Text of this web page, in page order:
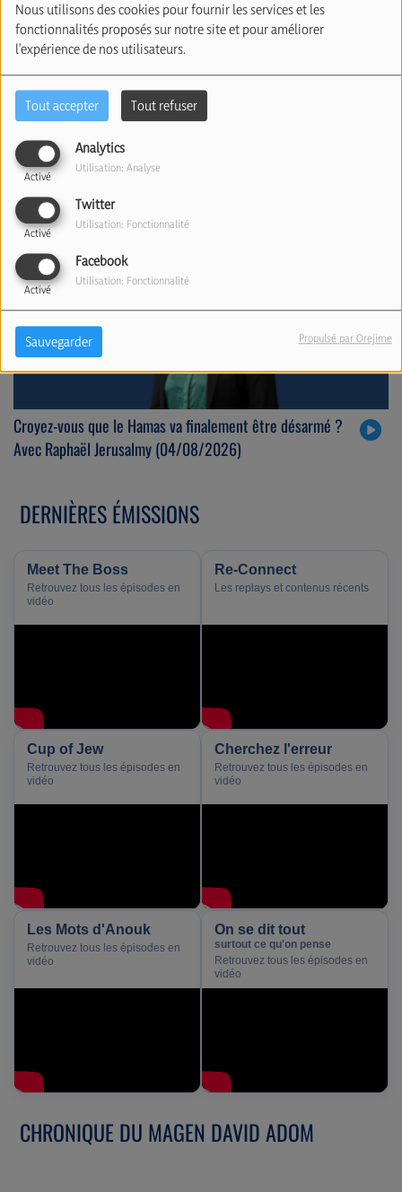
Nous utilisons des cookies pour fournir les services et les
fonctionnalités proposés sur notre site et pour améliorer
l'expérience de nos utilisateurs.
Tout accepter Tout refuser
Analytics
Activé
Utilisation: Analyse
Twitter
Activé
Utilisation: Fonctionnalité
Facebook
Activé
Utilisation: Fonctionnalité
Sauvegarder Propulsé par Orejime
Le journal de 18h - Mercredi 05/08/2026
Croyez-vous que le Hamas va finalement être désarmé ?
Avec Raphaël Jerusalmy (04/08/2026)
DERNIÈRES ÉMISSIONS
Meet The Boss
Retrouvez tous les épisodes en
vidéo
Re-Connect
Les replays et contenus récents
Cup of Jew
Retrouvez tous les épisodes en
vidéo
Cherchez l'erreur
Retrouvez tous les épisodes en
vidéo
Les Mots d'Anouk
Retrouvez tous les épisodes en
vidéo
On se dit tout
surtout ce qu'on pense
Retrouvez tous les épisodes en
vidéo
CHRONIQUE DU MAGEN DAVID ADOM